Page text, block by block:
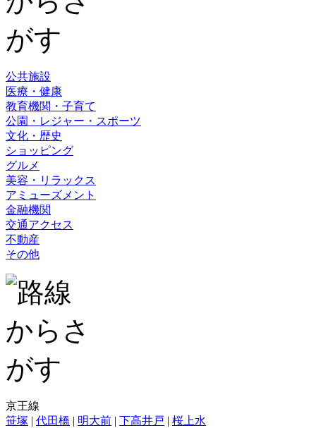
公共施設
医療・健康
教育機関・子育て
公園・レジャー・スポーツ
文化・歴史
ショッピング
グルメ
美容・リラックス
アミューズメント
金融機関
交通アクセス
不動産
その他
京王線
笹塚 | 代田橋 | 明大前 | 下高井戸 | 桜上水